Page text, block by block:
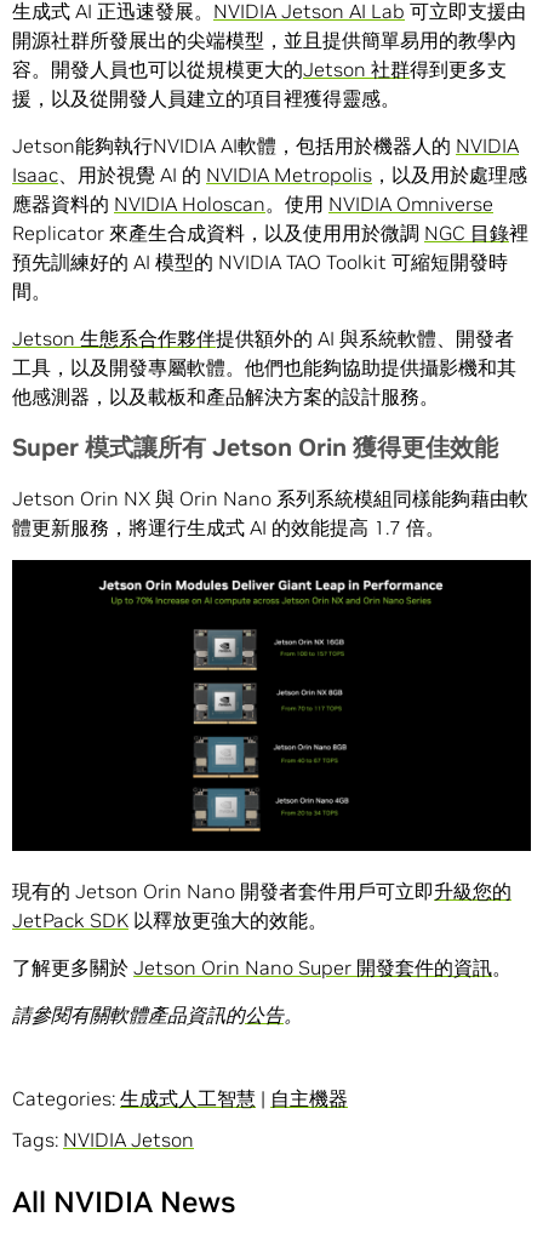
生成式 AI 正迅速發展。 NVIDIA Jetson AI Lab 可立即支援由
開源社群所發展出的尖端模型，並且提供簡單易用的教學內
容。開發人員也可以從規模更大的Jetson 社群得到更多支
援，以及從開發人員建立的項目裡獲得靈感。
Jetson能夠執行NVIDIA AI軟體，包括用於機器人的 NVIDIA
Isaac 、用於視覺 AI 的 NVIDIA Metropolis ，以及用於處理感
應器資料的 NVIDIA Holoscan。使用 NVIDIA Omniverse
Replicator 來產生合成資料，以及使用用於微調 NGC 目錄裡
預先訓練好的 AI 模型的 NVIDIA TAO Toolkit 可縮短開發時
間。
Jetson 生態系合作夥伴提供額外的 AI 與系統軟體、開發者
工具，以及開發專屬軟體。他們也能夠協助提供攝影機和其
他感測器，以及載板和產品解決方案的設計服務。
Super 模式讓所有 Jetson Orin 獲得更佳效能
Jetson Orin NX 與 Orin Nano 系列系統模組同樣能夠藉由軟
體更新服務，將運行生成式 AI 的效能提高 1.7 倍。
現有的 Jetson Orin Nano 開發者套件用戶可立即升級您的
JetPack SDK 以釋放更強大的效能。
了解更多關於 Jetson Orin Nano Super 開發套件的資訊。
請參閱有關軟體產品資訊的公告。
Categories: 生成式人工智慧 | 自主機器
Tags: NVIDIA Jetson
All NVIDIA News